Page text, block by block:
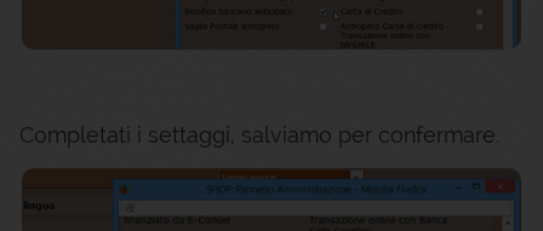
Completati i settaggi, salviamo per confermare.